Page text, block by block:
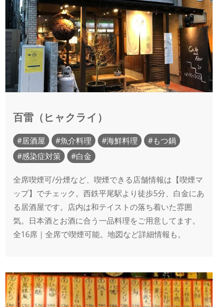
百雷（ヒャクライ）
居酒屋 魚介料理 海鮮料理
もつ鍋
感染症対策
白金
全席喫煙可/分煙など、喫煙できる店舗情報は【喫煙マ
ップ】でチェック。西鉄平尾駅より徒歩5分、白金にあ
る居酒屋です。店内は和テイストの落ち着いた雰囲
気。日本酒とお酒に合う一品料理をご用意してます。
全16席｜全席で喫煙可能。地図など詳細情報も。